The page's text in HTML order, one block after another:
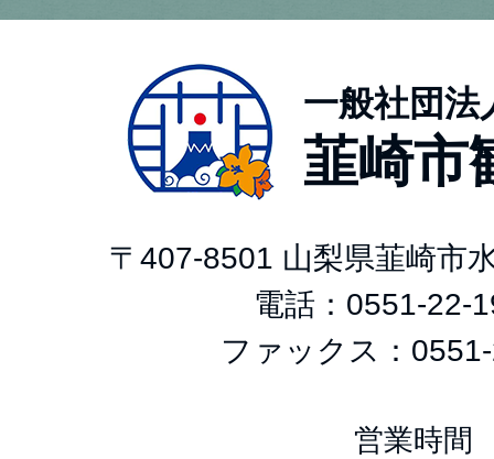
一般社団法
韮崎市
〒407-8501 山梨県韮崎市
電話： 0551-22-
ファックス：
営業時間